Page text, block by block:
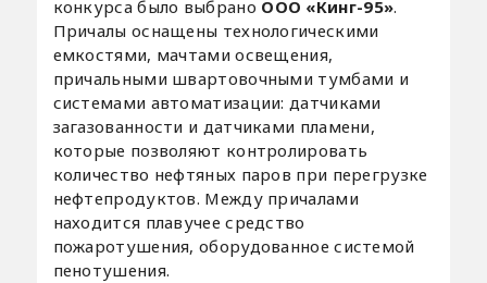
конкурса было выбрано ООО «Кинг-95».
Причалы оснащены технологическими
емкостями, мачтами освещения,
причальными швартовочными тумбами и
системами автоматизации: датчиками
загазованности и датчиками пламени,
которые позволяют контролировать
количество нефтяных паров при перегрузке
нефтепродуктов. Между причалами
находится плавучее средство
пожаротушения, оборудованное системой
пенотушения.